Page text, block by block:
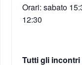
Orari: sabato
12:30
Tutti gli